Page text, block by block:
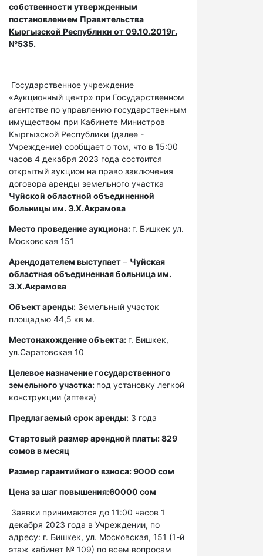
собственности утвержденным
постановлением Правительства
Кыргызской Республики от 09.10.2019г.
№535.
Государственное учреждение
«Аукционный центр» при Государственном
агентстве по управлению государственным
имуществом при Кабинете Министров
Кыргызской Республики (далее -
Учреждение) сообщает о том, что в 15:00
часов 4 декабря 2023 года состоится
открытый аукцион на право заключения
договора аренды земельного участка
Чуйской областной объединенной
больницы им. Э.Х.Акрамова
Место проведение аукциона: г. Бишкек ул.
Московская 151
Арендодателем выступает – Чуйская
областная объединенная больница им.
Э.Х.Акрамова
Объект аренды: Земельный участок
площадью 44,5 кв м.
Местонахождение объекта: г. Бишкек,
ул.Саратовская 10
Целевое назначение государственного
земельного участка: под установку легкой
конструкции (аптека)
Предлагаемый срок аренды: 3 года
Стартовый размер арендной платы: 829
сомов в месяц
Размер гарантийного взноса: 9000 сом
Цена за шаг повышения:60000 сом
Заявки принимаются до 11:00 часов 1
декабря 2023 года в Учреждении, по
адресу: г. Бишкек, ул. Московская, 151 (1-й
этаж кабинет № 109) по всем вопросам